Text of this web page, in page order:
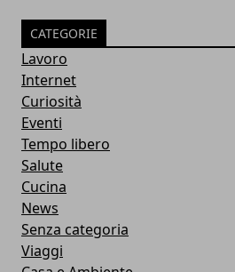
CATEGORIE
Lavoro
Internet
Curiosità
Eventi
Tempo libero
Salute
Cucina
News
Senza categoria
Viaggi